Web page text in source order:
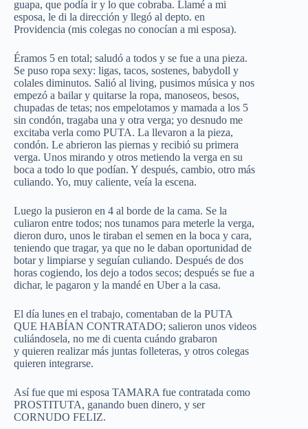
guapa, que podía ir y lo que cobraba. Llamé a mi
esposa, le di la dirección y llegó al depto. en
Providencia (mis colegas no conocían a mi esposa).
Éramos 5 en total; saludó a todos y se fue a una pieza.
Se puso ropa sexy: ligas, tacos, sostenes, babydoll y
colales diminutos. Salió al living, pusimos música y nos
empezó a bailar y quitarse la ropa, manoseos, besos,
chupadas de tetas; nos empelotamos y mamada a los 5
sin condón, tragaba una y otra verga; yo desnudo me
excitaba verla como PUTA. La llevaron a la pieza,
condón. Le abrieron las piernas y recibió su primera
verga. Unos mirando y otros metiendo la verga en su
boca a todo lo que podían. Y después, cambio, otro más
culiando. Yo, muy caliente, veía la escena.
Luego la pusieron en 4 al borde de la cama. Se la
culiaron entre todos; nos tunamos para meterle la verga,
dieron duro, unos le tiraban el semen en la boca y cara,
teniendo que tragar, ya que no le daban oportunidad de
botar y limpiarse y seguían culiando. Después de dos
horas cogiendo, los dejo a todos secos; después se fue a
dichar, le pagaron y la mandé en Uber a la casa.
El día lunes en el trabajo, comentaban de la PUTA
QUE HABÍAN CONTRATADO; salieron unos videos
culiándosela, no me di cuenta cuándo grabaron
y quieren realizar más juntas folleteras, y otros colegas
quieren integrarse.
Así fue que mi esposa TAMARA fue contratada como
PROSTITUTA, ganando buen dinero, y ser
CORNUDO FELIZ.